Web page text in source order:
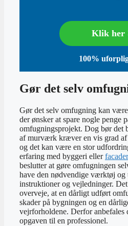
Klik her
100%
Gør det selv
Gør det selv omfugning kan
der ønsker at spare nogle penge
omfugningsprojekt. Dog bør det
af murværk kræver en vis grad
og det kan være en stor
erfaring med byggeri eller
beslutter at gøre omfugningen
have den nødvendige værktøj og
instruktioner og vejledninger.
overveje, at en dårligt udført
skader på bygningen og en
vejrforholdene. Derfor anbefales
opgaven til en professionel.